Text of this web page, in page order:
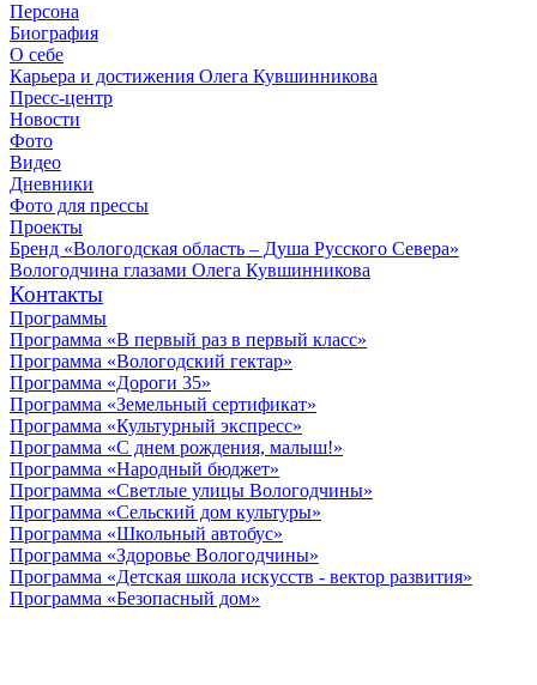
Персона
Биография
О себе
Карьера и достижения Олега Кувшинникова
Пресс-центр
Новости
Фото
Видео
Дневники
Фото для прессы
Проекты
Бренд «Вологодская область – Душа Русского Севера»
Вологодчина глазами Олега Кувшинникова
Контакты
Программы
Программа «В первый раз в первый класс»
Программа «Вологодский гектар»
Программа «Дороги 35»
Программа «Земельный сертификат»
Программа «Культурный экспресс»
Программа «С днем рождения, малыш!»
Программа «Народный бюджет»
Программа «Светлые улицы Вологодчины»
Программа «Сельский дом культуры»
Программа «Школьный автобус»
Программа «Здоровье Вологодчины»
Программа «Детская школа искусств - вектор развития»
Программа «Безопасный дом»